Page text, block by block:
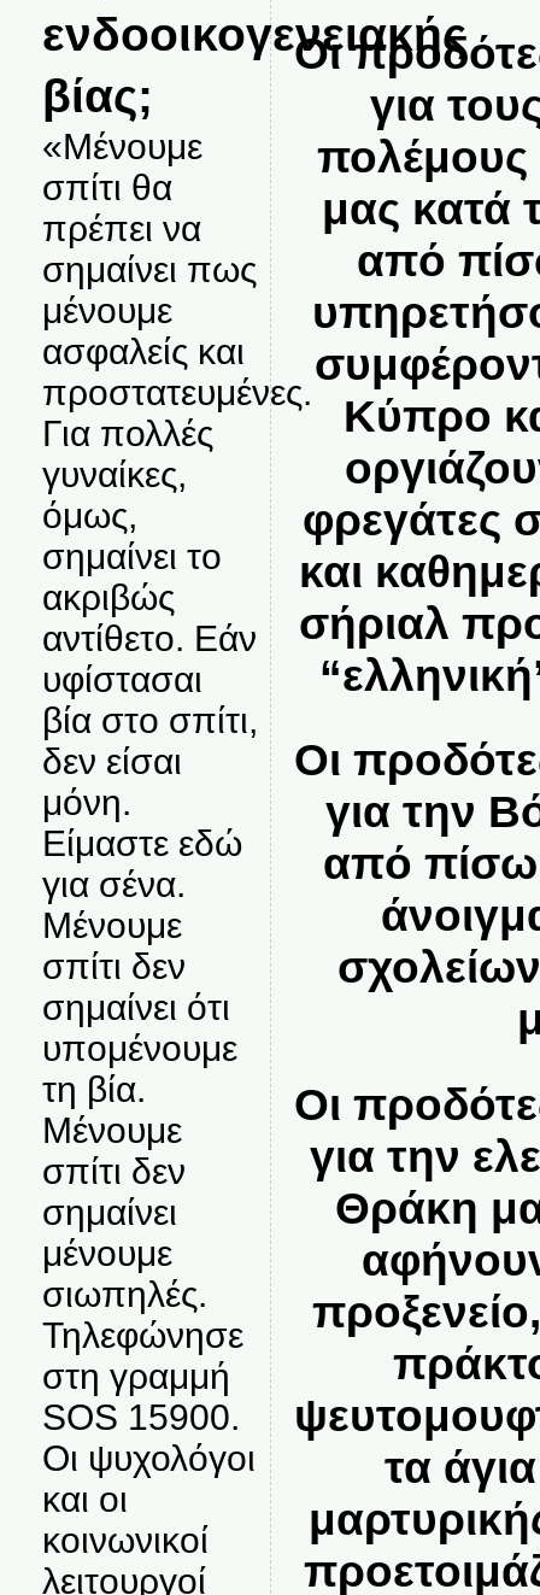
ενδοοικογενειακής
βίας;
«Μένουμε
σπίτι θα
πρέπει να
σημαίνει πως
μένουμε
ασφαλείς και
προστατευμένες.
Για πολλές
γυναίκες,
όμως,
σημαίνει το
ακριβώς
αντίθετο. Εάν
υφίστασαι
βία στο σπίτι,
δεν είσαι
μόνη.
Είμαστε εδώ
για σένα.
Μένουμε
σπίτι δεν
σημαίνει ότι
υπομένουμε
τη βία.
Μένουμε
σπίτι δεν
σημαίνει
μένουμε
σιωπηλές.
Τηλεφώνησε
στη γραμμή
SOS 15900.
Οι ψυχολόγοι
και οι
κοινωνικοί
λειτουργοί
Οι
για
μας κατά
από
Κύπρο
φρεγάτες
και
σήριαλ
Οι
για την
από πίσω
Οι
για την
Θράκη
τα